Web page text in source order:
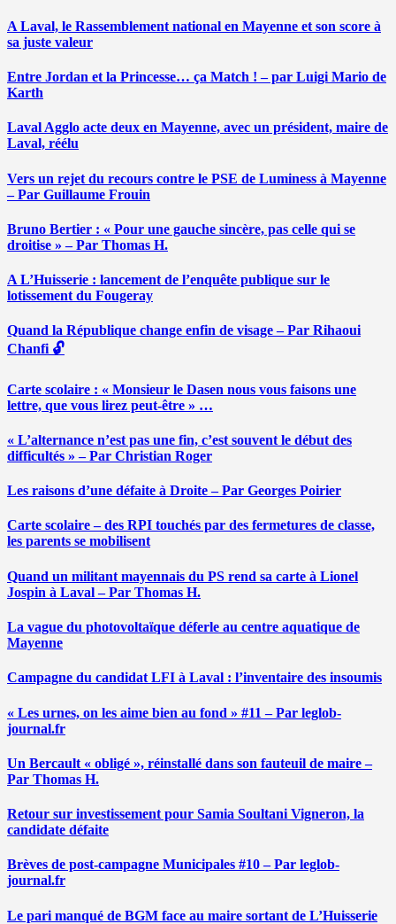
A Laval, le Rassemblement national en Mayenne et son score à
sa juste valeur
Entre Jordan et la Princesse… ça Match ! – par Luigi Mario de
Karth
Laval Agglo acte deux en Mayenne, avec un président, maire de
Laval, réélu
Vers un rejet du recours contre le PSE de Luminess à Mayenne
– Par Guillaume Frouin
Bruno Bertier : « Pour une gauche sincère, pas celle qui se
droitise » – Par Thomas H.
A L’Huisserie : lancement de l’enquête publique sur le
lotissement du Fougeray
Quand la République change enfin de visage – Par Rihaoui
Chanfi 🔓
Carte scolaire : « Monsieur le Dasen nous vous faisons une
lettre, que vous lirez peut-être » …
« L’alternance n’est pas une fin, c’est souvent le début des
difficultés » – Par Christian Roger
Les raisons d’une défaite à Droite – Par Georges Poirier
Carte scolaire – des RPI touchés par des fermetures de classe,
les parents se mobilisent
Quand un militant mayennais du PS rend sa carte à Lionel
Jospin à Laval – Par Thomas H.
La vague du photovoltaïque déferle au centre aquatique de
Mayenne
Campagne du candidat LFI à Laval : l’inventaire des insoumis
« Les urnes, on les aime bien au fond » #11 – Par leglob-
journal.fr
Un Bercault « obligé », réinstallé dans son fauteuil de maire –
Par Thomas H.
Retour sur investissement pour Samia Soultani Vigneron, la
candidate défaite
Brèves de post-campagne Municipales #10 – Par leglob-
journal.fr
Le pari manqué de BGM face au maire sortant de L’Huisserie